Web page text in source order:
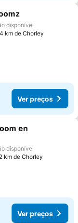
favoritos
disponível
km de Chorley
Ver preços
favoritos
en
disponível
km de Chorley
Ver preços